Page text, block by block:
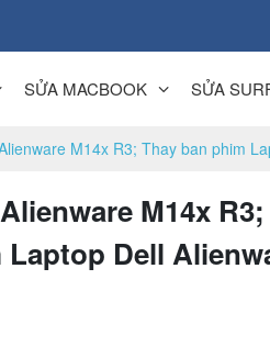
SỬA MACBOOK SỬA
M14x R3; Thay ban phim
M14x R3;
Dell